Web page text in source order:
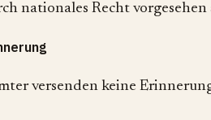
nationales Recht vorgesehen
versenden keine